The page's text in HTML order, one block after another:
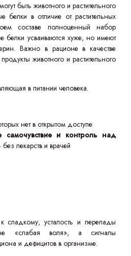
быть животного и растительного
белки в отличие от растительных
составе полноценный набор
белки усваиваются хуже, но имеют
Важно в рационе в качестве
животного и растительного
в питании человека.
нет в открытом доступе
самочувствие и контроль над
лекарств и врачей
сладкому, усталость и перепады
«слабая воля», а сигналы
и дефицитов в организме.